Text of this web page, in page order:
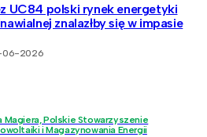
UC84 polski rynek energetyki
znalazłby się w impasie
2026
Magiera, Polskie Stowarzyszenie
i Magazynowania Energii